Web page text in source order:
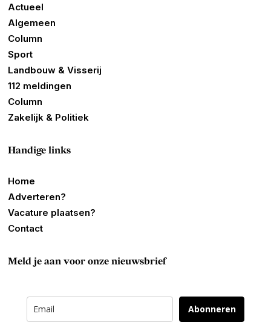
Actueel
Algemeen
Column
Sport
Landbouw & Visserij
112 meldingen
Column
Zakelijk & Politiek
Handige links
Home
Adverteren?
Vacature plaatsen?
Contact
Meld je aan voor onze nieuwsbrief
Abonneren